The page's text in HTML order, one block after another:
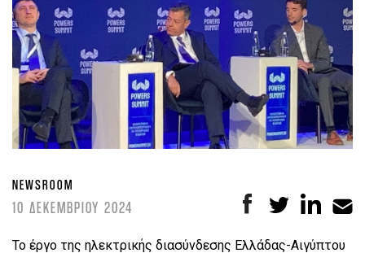
NEWSROOM
10 ΔΕΚΕΜΒΡΙΟΥ 2024
Το έργο της ηλεκτρικής διασύνδεσης Ελλάδας-Αιγύπτου